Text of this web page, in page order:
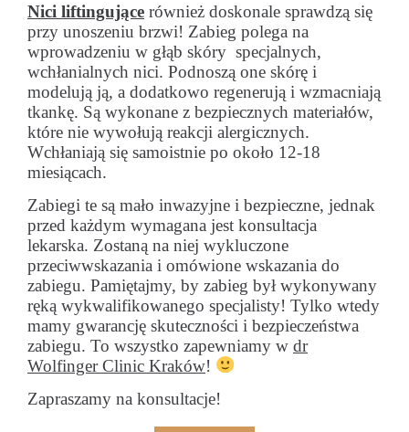
Nici liftingujące również doskonale sprawdzą się
przy unoszeniu brzwi! Zabieg polega na
wprowadzeniu w głąb skóry specjalnych,
wchłanialnych nici. Podnoszą one skórę i
modelują ją, a dodatkowo regenerują i wzmacniają
tkankę. Są wykonane z bezpiecznych materiałów,
które nie wywołują reakcji alergicznych.
Wchłaniają się samoistnie po około 12-18
miesiącach.
Zabiegi te są mało inwazyjne i bezpieczne, jednak
przed każdym wymagana jest konsultacja
lekarska. Zostaną na niej wykluczone
przeciwwskazania i omówione wskazania do
zabiegu. Pamiętajmy, by zabieg był wykonywany
ręką wykwalifikowanego specjalisty! Tylko wtedy
mamy gwarancję skuteczności i bezpieczeństwa
zabiegu. To wszystko zapewniamy w dr
Wolfinger Clinic Kraków!
Zapraszamy na konsultacje!